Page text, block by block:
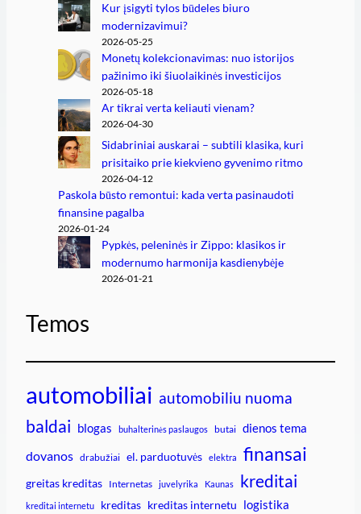
Kur įsigyti tylos būdeles biuro
modernizavimui?
2026-05-25
Monetų kolekcionavimas: nuo istorijos
pažinimo iki šiuolaikinės investicijos
2026-05-18
Ar tikrai verta keliauti vienam?
2026-04-30
Sidabriniai auskarai – subtili klasika, kuri
prisitaiko prie kiekvieno gyvenimo ritmo
2026-04-12
Paskola būsto remontui: kada verta pasinaudoti
finansine pagalba
2026-01-24
Pypkės, peleninės ir Zippo: klasikos ir
modernumo harmonija kasdienybėje
2026-01-21
Temos
automobiliai automobiliu nuoma
baldai blogas buhalterinės paslaugos butai dienos tema
dovanos drabužiai el. parduotuvės elektra finansai
greitas kreditas Internetas juvelyrika Kaunas kreditai
kreditai internetu kreditas kreditas internetu logistika